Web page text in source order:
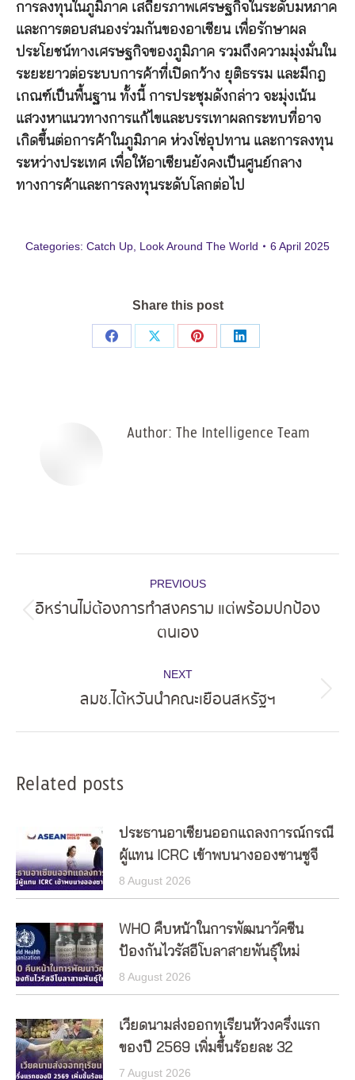
การลงทุนในภูมิภาค เสถียรภาพเศรษฐกิจในระดับมหภาค
และการตอบสนองร่วมกันของอาเซียน เพื่อรักษาผล
ประโยชน์ทางเศรษฐกิจของภูมิภาค รวมถึงความมุ่งมั่นใน
ระยะยาวต่อระบบการค้าที่เปิดกว้าง ยุติธรรม และมีกฎ
เกณฑ์เป็นพื้นฐาน ทั้งนี้ การประชุมดังกล่าว จะมุ่งเน้น
แสวงหาแนวทางการแก้ไขและบรรเทาผลกระทบที่อาจ
เกิดขึ้นต่อการค้าในภูมิภาค ห่วงโซ่อุปทาน และการลงทุน
ระหว่างประเทศ เพื่อให้อาเซียนยังคงเป็นศูนย์กลาง
ทางการค้าและการลงทุนระดับโลกต่อไป
Categories: Catch Up Look Around The World 6 April 2025
Share this post
Share
Share
Share
Share
Author: The Intelligence Team
navigation
PREVIOUS
post:
อิหร่านไม่ต้องการทำสงคราม แต่พร้อมปกป้อง
ตนเอง
NEXT
Next
ลมช.ไต้หวันนำคณะเยือนสหรัฐฯ
Related posts
ประธานอาเซียนออกแถลงการณ์กรณี
ผู้แทน ICRC เข้าพบนางอองซานซูจี
8 August 2026
WHO คืบหน้าในการพัฒนาวัคซีน
ป้องกันไวรัสอีโบลาสายพันธุ์ใหม่
8 August 2026
เวียดนามส่งออกทุเรียนห้วงครึ่งแรก
ของปี 2569 เพิ่มขึ้นร้อยละ 32
7 August 2026